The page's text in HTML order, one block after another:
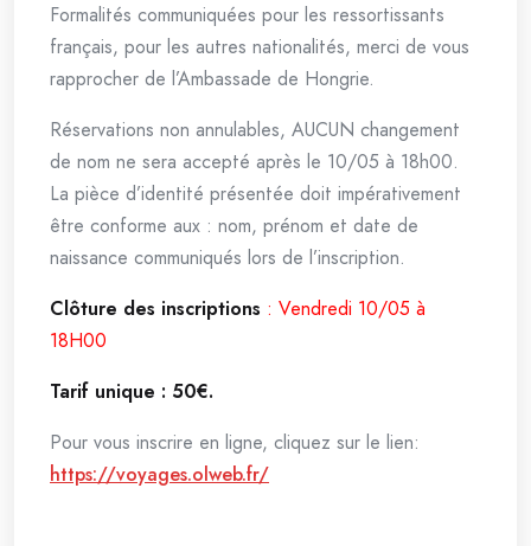
Formalités communiquées pour les ressortissants
français, pour les autres nationalités, merci de vous
rapprocher de l’Ambassade de Hongrie.
Réservations non annulables, AUCUN changement
de nom ne sera accepté après le 10/05 à 18h00.
La pièce d’identité présentée doit impérativement
être conforme aux : nom, prénom et date de
naissance communiqués lors de l’inscription.
Clôture des inscriptions : Vendredi 10/05 à
18H00
Tarif unique : 50€.
Pour vous inscrire en ligne, cliquez sur le lien:
https://voyages.olweb.fr/